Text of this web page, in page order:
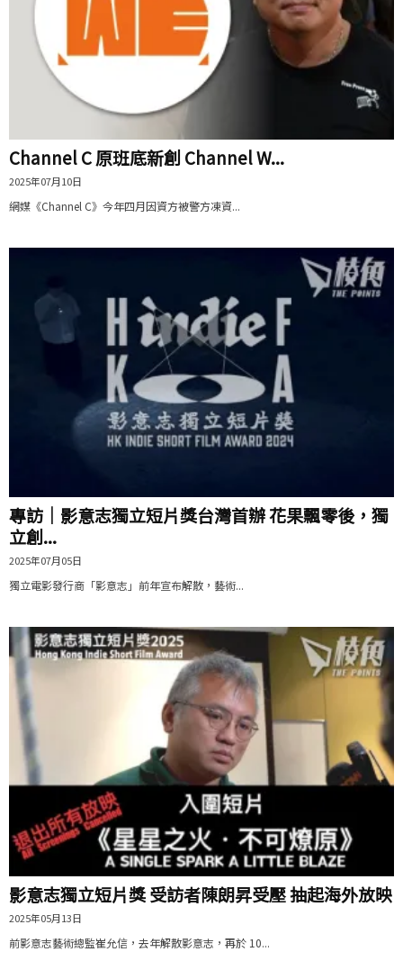
Channel C 原班底新創 Channel W...
2025年07月10日
網媒《Channel C》今年四月因資方被警方凍資...
專訪｜影意志獨立短片獎台灣首辦 花果飄零後，獨
立創...
2025年07月05日
獨立電影發行商「影意志」前年宣布解散，藝術...
影意志獨立短片獎 受訪者陳朗昇受壓 抽起海外放映
2025年05月13日
前影意志藝術總監崔允信，去年解散影意志，再於 10...